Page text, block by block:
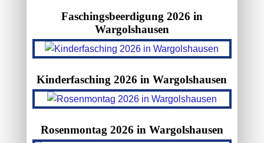
Faschingsbeerdigung 2026 in
Wargolshausen
Kinderfasching 2026 in Wargolshausen
Rosenmontag 2026 in Wargolshausen